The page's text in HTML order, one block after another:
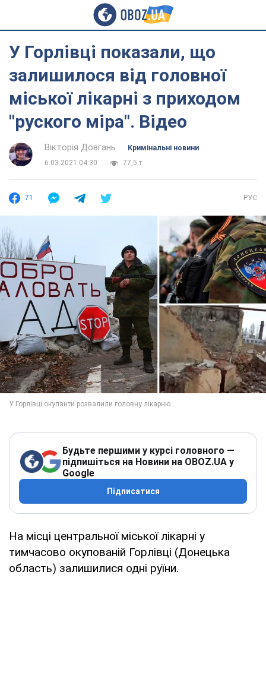
У Горлівці показали, що
залишилося від головної
міської лікарні з приходом
"руского міра". Відео
Вікторія Довгань
Кримінальні новини
6.03.2021 04:30
77,5 т.
71 РУС
Будьте першими у курсі головного —
підпишіться на Новини на OBOZ.UA у
Google
Підписатися
На місці центральної міської лікарні у
тимчасово окупованій Горлівці (Донецька
область) залишилися одні руїни.